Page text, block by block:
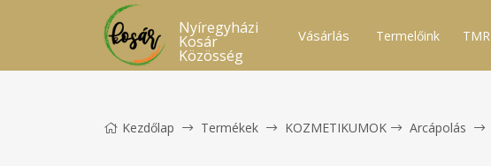
Nyíregyházi
Kosár
Közösség
Vásárlás Termelőink TMR
Kezdőlap Termékek KOZMETIKUMOK Arcápolás